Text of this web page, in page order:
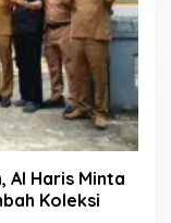
Al Haris Minta
Koleksi